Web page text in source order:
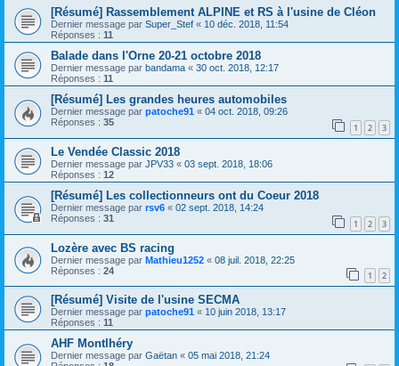
[Résumé] Rassemblement ALPINE et RS à l'usine de Cléon
Dernier message par Super_Stef « 10 déc. 2018, 11:54
Réponses : 11
Balade dans l'Orne 20-21 octobre 2018
Dernier message par bandama « 30 oct. 2018, 12:17
Réponses : 11
[Résumé] Les grandes heures automobiles
Dernier message par patoche91 « 04 oct. 2018, 09:26
Réponses : 35 1 2 3
Le Vendée Classic 2018
Dernier message par JPV33 « 03 sept. 2018, 18:06
Réponses : 12
[Résumé] Les collectionneurs ont du Coeur 2018
Dernier message par rsv6 « 02 sept. 2018, 14:24
Réponses : 31 1 2 3
Lozère avec BS racing
Dernier message par Mathieu1252 « 08 juil. 2018, 22:25
Réponses : 24 1 2
[Résumé] Visite de l'usine SECMA
Dernier message par patoche91 « 10 juin 2018, 13:17
Réponses : 11
AHF Montlhéry
Dernier message par Gaëtan « 05 mai 2018, 21:24